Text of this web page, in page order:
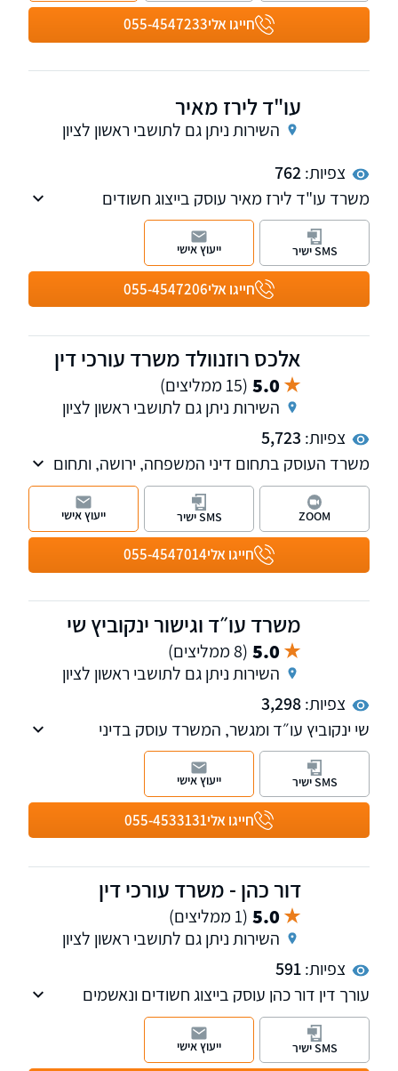
וזמין לחיילים, אנשי קבע ומלש"בים, תוך היכרות
מעמיקה עם המערכת הצבאית וההליך הפלילי
חייגו אלי055-4547233
עו"ד לירז מאיר
השירות ניתן גם לתושבי ראשון לציון
צפיות:762
משרד עו"ד לירז מאיר עוסק בייצוג חשודים
ונאשמים בכל סוגי התיקים הפליליים: עבירות
סמים, עבירות מין, עבירות רכוש, עבירות כלכליות,
עבירות הונאת, ותיקי אלימות - רצח, הריגה, תקיפה,
איומים ואלימות במשפחה
חייגו אלי055-4547206
SMS ישיר ייעוץ אישי
אלכס רוזנוולד משרד עורכי דין
5.0 (15 ממליצים)
השירות ניתן גם לתושבי ראשון לציון
צפיות: 5,723
משרד העוסק בתחום דיני המשפחה, ירושה, ותחום
המקרקעין על כלל רבדיו. כמו כן, במשרדנו מחלקה
העוסקת בתחום המשפט הפלילי כולל אלימות
במשפחה, מעצרים, כתבי אישום וייצוג בבתי
המשפט השונים. השירות ניתן בשפות עברית, רוסית
ואנגלית.
חייגו אלי055-4547014
ZOOM SMS ישיר ייעוץ אישי
משרד עו״ד וגישור ינקוביץ שי
5.0 (8 ממליצים)
השירות ניתן גם לתושבי ראשון לציון
צפיות:3,298
שי ינקוביץ עו״ד ומגשר, המשרד עוסק בדיני
משפחה, זכויות יוצרים ולשון הרע.
חייגו אלי055-4533131
SMS ישיר ייעוץ אישי
דור כהן - משרד עורכי דין
5.0 (1 ממליצים)
השירות ניתן גם לתושבי ראשון לציון
צפיות:591
עורך דין דור כהן עוסק בייצוג חשודים ונאשמים
בעבירות פליליות, תוך מתן ייעוץ ובניית אסטרטגיה
מנצחת, בוגר הפרקליטות וחטיבת התביעות
במשטרה.
SMS ישיר ייעוץ אישי